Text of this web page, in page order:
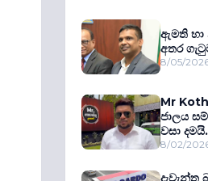
ඇමති
අතර
8/05/
Mr
ජාලය
වසා
8/02/
දැවැන්ත